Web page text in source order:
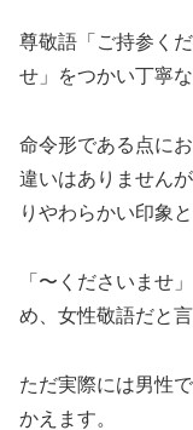
尊敬語「ご持参く
せ」をつかい丁寧
命令形である点に
違いはありません
りやわらかい印象
「〜くださいませ
め、女性敬語だと
ただ実際には男性
かえます。